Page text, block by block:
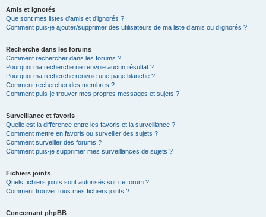
Amis et ignorés
Que sont mes listes d’amis et d’ignorés ?
Comment puis-je ajouter/supprimer des utilisateurs de ma liste d’amis ou d’ignorés ?
Recherche dans les forums
Comment rechercher dans les forums ?
Pourquoi ma recherche ne renvoie aucun résultat ?
Pourquoi ma recherche renvoie une page blanche ?!
Comment rechercher des membres ?
Comment puis-je trouver mes propres messages et sujets ?
Surveillance et favoris
Quelle est la différence entre les favoris et la surveillance ?
Comment mettre en favoris ou surveiller des sujets ?
Comment surveiller des forums ?
Comment puis-je supprimer mes surveillances de sujets ?
Fichiers joints
Quels fichiers joints sont autorisés sur ce forum ?
Comment trouver tous mes fichiers joints ?
Concernant phpBB